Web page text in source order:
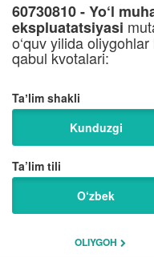
60730810 - Yo‘l
ekspluatatsiyasi
o‘quv yilida
qabul kvotalari:
Taʼlim shakli
Kunduzgi
Ta’lim tili
O‘zbek
OLIYGOH